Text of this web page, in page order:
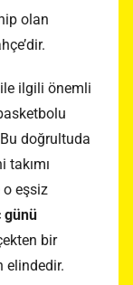
olan
ile ilgili önemli
doğrultuda
eşsiz
günü
bir
elindedir.